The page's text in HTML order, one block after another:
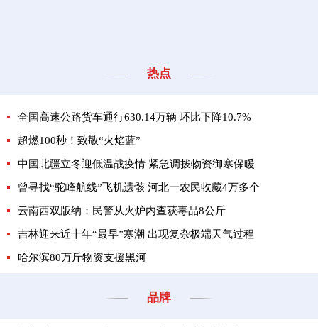
热点
全国高速公路货车通行630.14万辆 环比下降10.7%
超燃100秒！致敬“火焰蓝”
中国北疆立冬迎低温战疫情 紧急调拨物资御寒保暖
曾寻找“驼峰航线”飞机遗骸 河北一农民收藏4万多个
云南西双版纳：民警从火炉内查获毒品8公斤
吉林迎来近十年“最早”寒潮 出现复杂极端天气过程
哈尔滨80万斤物资支援黑河
品牌